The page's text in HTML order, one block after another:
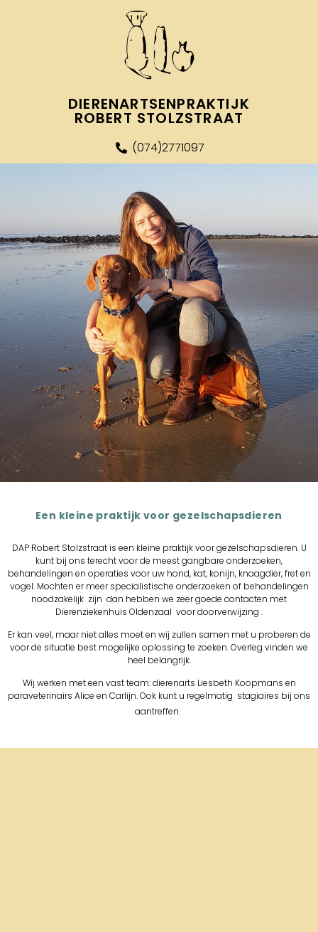
DIERENARTSENPRAKTIJK
ROBERT STOLZSTRAAT
(074)2771097
Een kleine praktijk voor gezelschapsdieren
DAP Robert Stolzstraat is een kleine praktijk voor gezelschapsdieren. U
kunt bij ons terecht voor de meest gangbare onderzoeken,
behandelingen en operaties voor uw hond, kat, konijn, knaagdier, fret en
vogel. Mochten er meer specialistische onderzoeken of behandelingen
noodzakelijk zijn dan hebben we zeer goede contacten met
Dierenziekenhuis Oldenzaal voor doorverwijzing .
Er kan veel, maar niet alles moet en wij zullen samen met u proberen de
voor de situatie best mogelijke oplossing te zoeken. Overleg vinden we
heel belangrijk.
Wij werken met een vast team: dierenarts Liesbeth Koopmans en
paraveterinairs Alice en Carlijn. Ook kunt u regelmatig stagiaires bij ons
aantreffen.